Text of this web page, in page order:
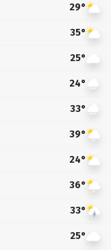
29°
35°
25°
24°
33°
39°
24°
36°
33°
25°